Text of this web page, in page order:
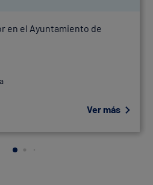
en el Ayuntamiento de
Ver más